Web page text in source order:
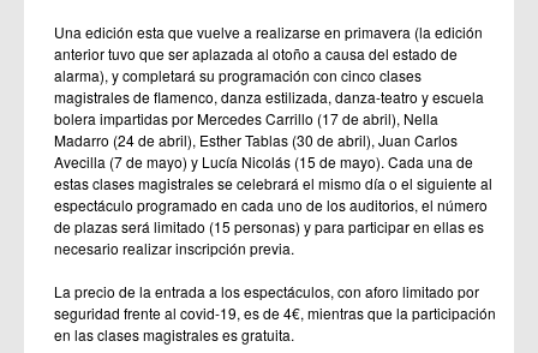
Una edición esta que vuelve a realizarse en primavera (la edición
anterior tuvo que ser aplazada al otoño a causa del estado de
alarma), y completará su programación con cinco clases
magistrales de flamenco, danza estilizada, danza-teatro y escuela
bolera impartidas por Mercedes Carrillo (17 de abril), Nella
Madarro (24 de abril), Esther Tablas (30 de abril), Juan Carlos
Avecilla (7 de mayo) y Lucía Nicolás (15 de mayo). Cada una de
estas clases magistrales se celebrará el mismo día o el siguiente al
espectáculo programado en cada uno de los auditorios, el número
de plazas será limitado (15 personas) y para participar en ellas es
necesario realizar inscripción previa.
La precio de la entrada a los espectáculos, con aforo limitado por
seguridad frente al covid-19, es de 4€, mientras que la participación
en las clases magistrales es gratuita.